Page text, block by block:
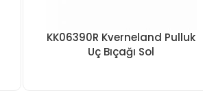
KK06390R Kverneland Pulluk
Uç Bıçağı Sol